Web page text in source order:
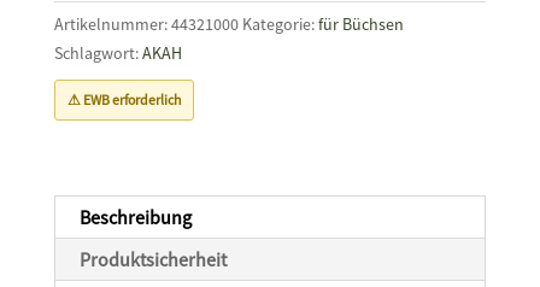
Menge
Artikelnummer:44321000 Kategorie:für Büchsen
Schlagwort:AKAH
⚠ EWB erforderlich
Beschreibung
Produktsicherheit